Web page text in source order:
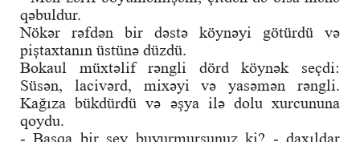
qəbuldur.
Nökər rəfdən bir dəstə köynəyi götürdü və
piştaxtanın üstünə düzdü.
Bokaul müxtəlif rəngli dörd köynək seçdi:
Süsən, lacivərd, mixəyi və yasəmən rəngli.
Kağıza bükdürdü və əşya ilə dolu xurcununa
qoydu.
- Başqa bir şey buyurmursunuz ki? - daxıldar